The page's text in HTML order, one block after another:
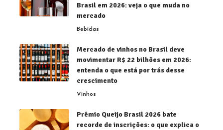
Brasil em 2026: veja o que muda no
mercado
Bebidas
Mercado de vinhos no Brasil deve
movimentar R$ 22 bilhões em 2026:
entenda o que está por trás desse
crescimento
Vinhos
Prêmio Queijo Brasil 2026 bate
recorde de inscrições: o que explica o